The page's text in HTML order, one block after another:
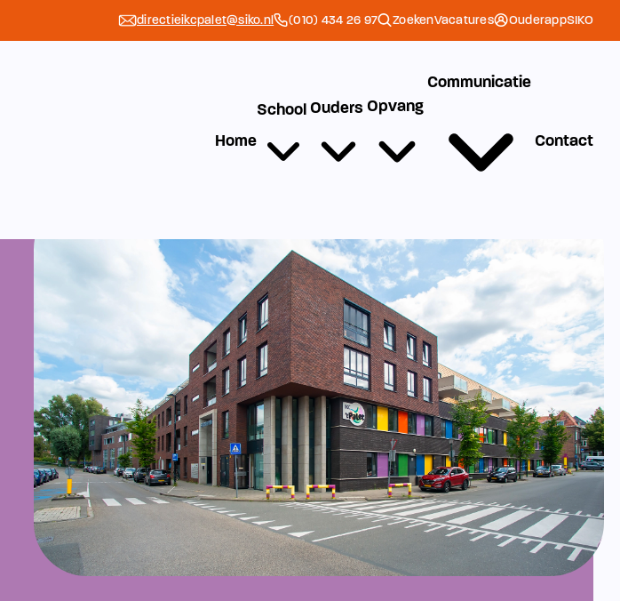
directieikcpalet@siko.nl (010) 434 26 97 ZoekenVacatures OuderappSIKO
Home
School Ouders Opvang
Communicatie
Contact